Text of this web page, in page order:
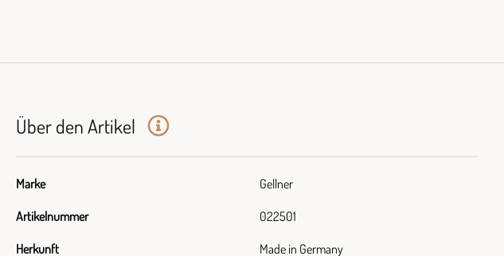
Über den Artikel
Marke Gellner
Artikelnummer 022501
Herkunft Made in Germany